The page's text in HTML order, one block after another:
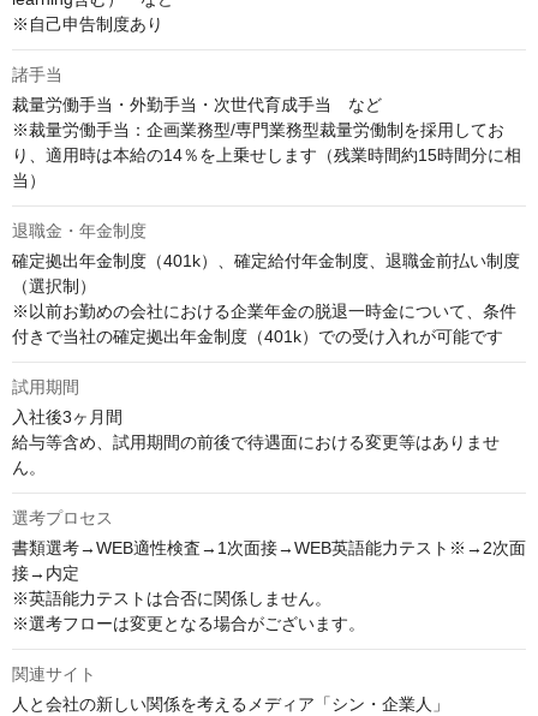
※自己申告制度あり
諸手当
裁量労働手当・外勤手当・次世代育成手当　など
※裁量労働手当：企画業務型/専門業務型裁量労働制を採用してお
り、適用時は本給の14％を上乗せします（残業時間約15時間分に相
当）
退職金・年金制度
確定拠出年金制度（401k）、確定給付年金制度、退職金前払い制度
（選択制）
※以前お勤めの会社における企業年金の脱退一時金について、条件
付きで当社の確定拠出年金制度（401k）での受け入れが可能です
試用期間
入社後3ヶ月間
給与等含め、試用期間の前後で待遇面における変更等はありませ
ん。
選考プロセス
書類選考→WEB適性検査→1次面接→WEB英語能力テスト※→2次面
接→内定
※英語能力テストは合否に関係しません。
※選考フローは変更となる場合がございます。
関連サイト
人と会社の新しい関係を考えるメディア「シン・企業人」